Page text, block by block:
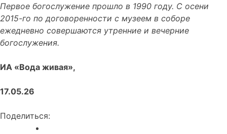
Первое богослужение прошло в 1990 году. С осени
2015-го по договоренности с музеем в соборе
ежедневно совершаются утренние и вечерние
богослужения.
ИА «Вода живая»,
17.05.26
Поделиться: